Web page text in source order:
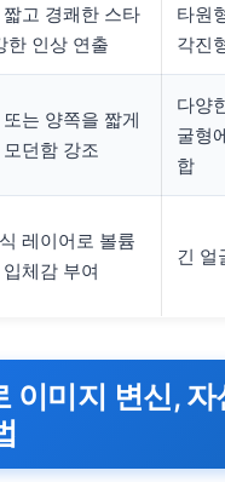
짧고 경쾌한 스타
한 인상 연출
타원
각진
는 양쪽을 짧게
던함 강조
다양
굴형
합
레이어로 볼륨
체감 부여
긴 얼
이미지 변신, 자